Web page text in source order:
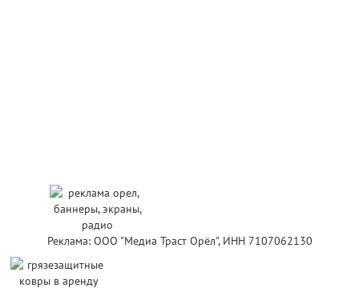
Реклама: ООО "Медиа Траст Орёл", ИНН 7107062130